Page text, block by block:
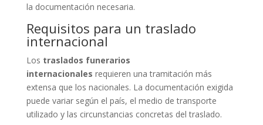
la documentación necesaria.
Requisitos para un traslado
internacional
Los traslados funerarios
internacionales requieren una tramitación más
extensa que los nacionales. La documentación exigida
puede variar según el país, el medio de transporte
utilizado y las circunstancias concretas del traslado.